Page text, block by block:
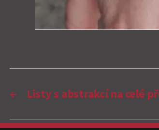
← Listy s abstrakcí na celé